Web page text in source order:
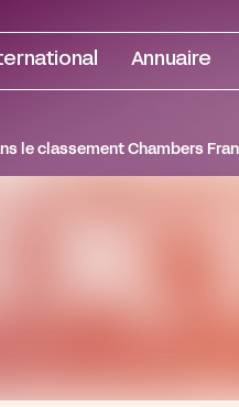
Annuaire
le classement Chambers